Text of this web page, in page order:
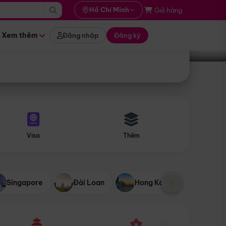
Hồ Chí Minh Giỏ hàng
Xem thêm Đăng nhập Đăng ký
Tìm tour
Visa Thêm
Singapore Đài Loan Hong Kong